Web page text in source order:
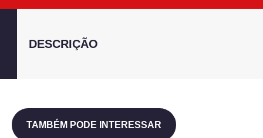
DESCRIÇÃO
TAMBÉM PODE INTERESSAR